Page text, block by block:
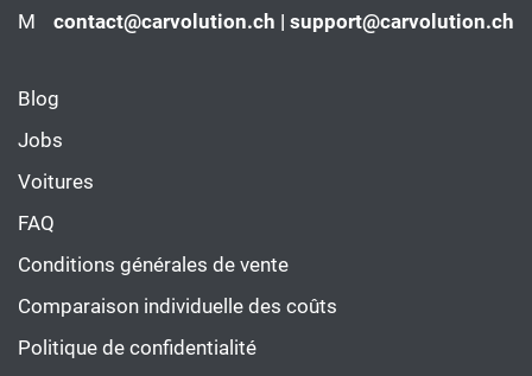
M
contact@carvolution.ch | support@carvolution.ch
Blog
Jobs
Voitures
FAQ
Conditions générales de vente
Comparaison individuelle des coûts
Politique de confidentialité